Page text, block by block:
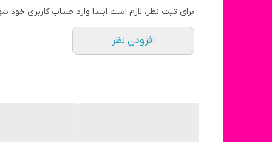
برای ثبت نظر، لازم است ابتدا وارد حساب کاربری خود
افزودن نظر